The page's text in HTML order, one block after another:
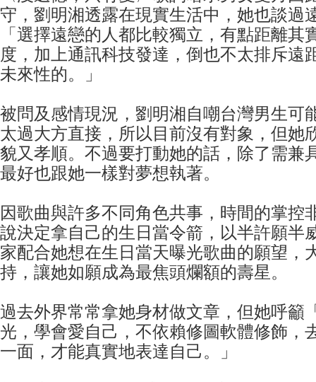
守，劉明湘透露在現實生活中，她也談過
「選擇遠戀的人都比較獨立，有點距離其
度，加上通訊科技發達，倒也不太排斥遠
未來性的。」
被問及感情現況，劉明湘自嘲台灣男生可
太過大方直接，所以目前沒有對象，但她
貌又孝順。不過要打動她的話，除了需兼
最好也跟她一樣對夢想執著。
因歌曲與許多不同角色共事，時間的掌控
說決定拿自己的生日當令箭，以半許願半
家配合她想在生日當天曝光歌曲的願望，
持，讓她如願成為最焦頭爛額的壽星。
過去外界常常拿她身材做文章，但她呼籲
光，學會愛自己，不依賴修圖軟體修飾，
一面，才能真實地表達自己。」